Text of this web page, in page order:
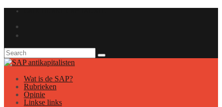
Wat is de SAP?
Rubrieken
Opinie
Linkse links